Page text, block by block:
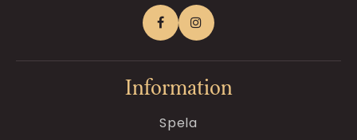
Information
Spela